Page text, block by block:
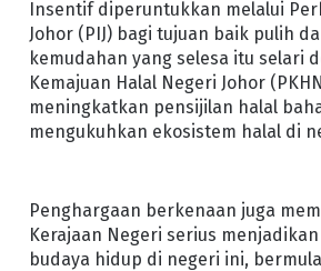
Insentif diperuntukkan melalui
Johor (PIJ) bagi tujuan baik pulih
kemudahan yang selesa itu selari
Kemajuan Halal Negeri Johor
meningkatkan pensijilan halal
mengukuhkan ekosistem halal di
Penghargaan berkenaan juga
Kerajaan Negeri serius
budaya hidup di negeri ini,